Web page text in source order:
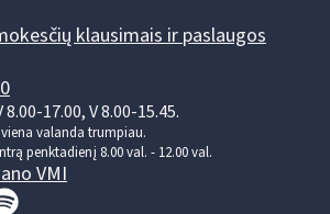
klausimais ir paslaugos
17.00, V 8.00-15.45.
valanda trumpiau.
penktadienį 8.00 val. - 12.00 val.
VMI